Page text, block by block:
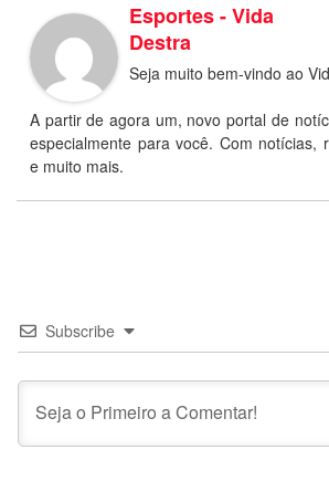
Esportes - Vida
Destra
Seja muito bem-vindo ao
A partir de agora um, novo portal de
especialmente para você. Com notícias,
e muito mais.
Subscribe